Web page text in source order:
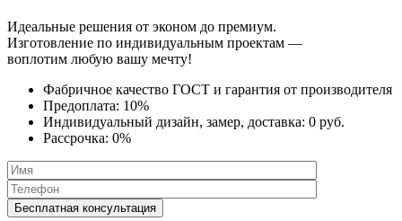
Идеальные решения от эконом до премиум.
Изготовление по индивидуальным проектам —
воплотим любую вашу мечту!
Фабричное качество ГОСТ и гарантия от производителя
Предоплата: 10%
Индивидуальный дизайн, замер, доставка: 0 руб.
Рассрочка: 0%